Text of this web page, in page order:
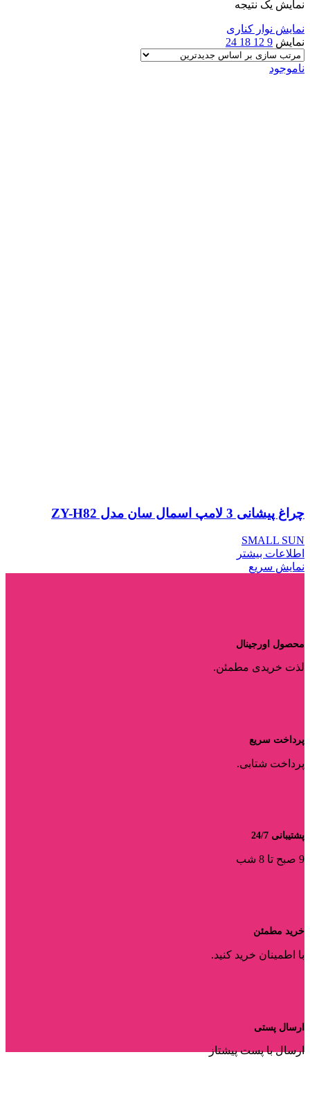
نمایش یک نتیجه
نمایش نوار کناری
نمایش 9
12
18
24
ناموجود
چراغ پیشانی 3 لامپ اسمال سان مدل ZY-H82
SMALL SUN
اطلاعات بیشتر
نمایش سریع
محصول اورجینال
لذت خریدی مطمئن.
پرداخت سریع
پرداخت شتابی.
پشتیبانی 24/7
9 صبح تا 8 شب
خرید مطمئن
با اطمینان خرید کنید.
ارسال پستی
ارسال با پست پیشتاز